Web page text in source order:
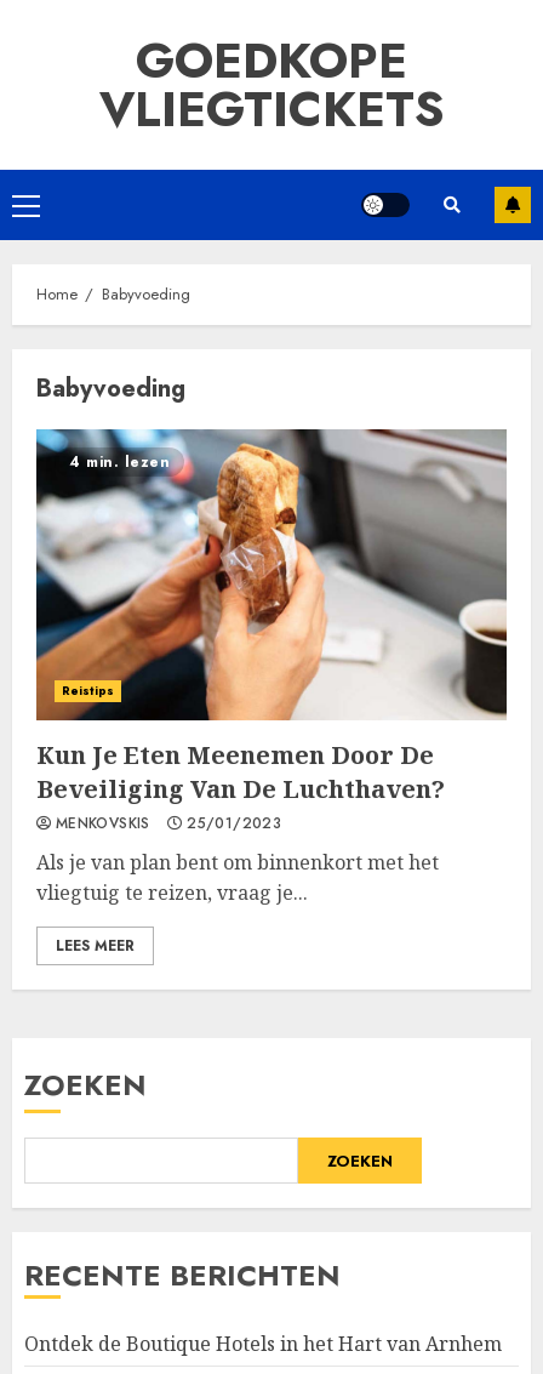
GOEDKOPE
VLIEGTICKETS
Primair
menu
Home Babyvoeding
Babyvoeding
4 min. lezen
Reistips
Kun Je Eten Meenemen Door De
Beveiliging Van De Luchthaven?
MENKOVSKIS 25/01/2023
Als je van plan bent om binnenkort met het
vliegtuig te reizen, vraag je...
LEES MEER
ZOEKEN
ZOEKEN
RECENTE BERICHTEN
Ontdek de Boutique Hotels in het Hart van Arnhem